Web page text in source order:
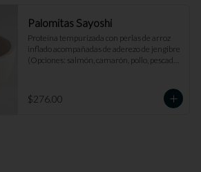
Palomitas Sayoshi
Proteína tempurizada con perlas de arroz
inflado acompañadas de aderezo de jengibre
(Opciones: salmón, camarón, pollo, pescado
$276.00